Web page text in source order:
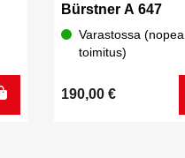
Bürstner A 647
Varastossa (nopea
toimitus)
190,00 €